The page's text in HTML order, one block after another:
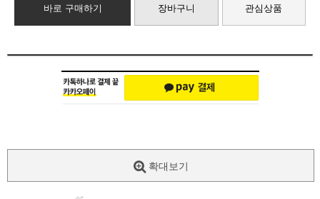
바로 구매하기 장바구니 관심상품
확대보기